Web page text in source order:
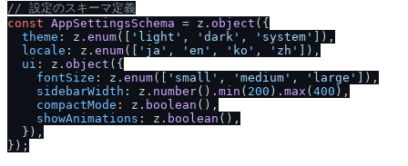
// 設定のスキーマ定義
const AppSettingsSchema = z. object ({
theme : z. enum([ 'light' , 'dark' , 'system'
]),
locale : z. enum([ 'ja' , 'en' , 'ko' , 'zh'
]),
ui : z. object ({
fontSize : z. enum([ 'small' , 'medium' , 'large'
]),
sidebarWidth : z. number(). min ( 200 ). max ( 400 ),
compactMode : z. boolean (),
showAnimations : z. boolean (),
  }),
});